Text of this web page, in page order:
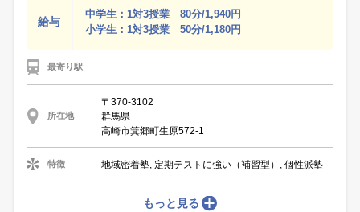
給与
中学生：1対3授業 80分/1,940円
小学生：1対3授業 50分/1,180円
最寄り駅
所在地
〒370-3102
群馬県
高崎市箕郷町生原572-1
特徴 地域密着塾, 定期テストに強い（補習型）, 個性派塾
もっと見る